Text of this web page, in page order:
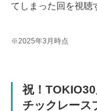
てしまった回を視聴
※2025年3月時点
祝！
チックレース